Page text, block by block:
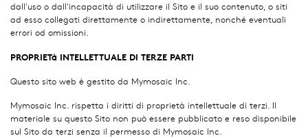
dall'uso o dall'incapacità di utilizzare il Sito e il suo contenuto, o siti
ad esso collegati direttamente o indirettamente, nonché eventuali
errori od omissioni.
PROPRIETà INTELLETTUALE DI TERZE PARTI
Questo sito web è gestito da Mymosaic Inc.
Mymosaic Inc. rispetta i diritti di proprietà intellettuale di terzi. Il
materiale su questo Sito non può essere pubblicato e reso disponibile
sul Sito da terzi senza il permesso di Mymosaic Inc.